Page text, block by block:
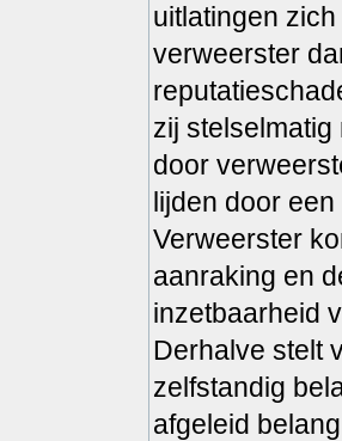
uitlatingen
verweerster
zij
door
lijden door
Verweerster
aanraking en
inzetbaarheid
Derhalve stelt
zelfstandig
afgeleid